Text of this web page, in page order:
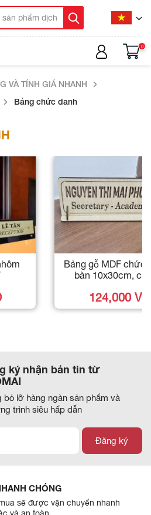
0
VÀ TÍNH GIÁ NHANH
Bảng chức danh
Bảng gỗ MDF chức
bàn 10x30cm,
124,000
ký nhận bản tin từ
lỡ hàng ngàn sản phẩm và
trình siêu hấp dẫn
Đăng ký
CHÓNG
sẽ được vận chuyển nhanh